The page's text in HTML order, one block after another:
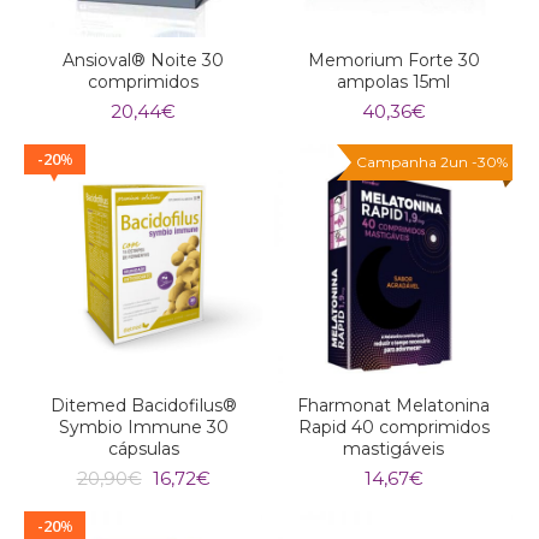
Ansioval® Noite 30
comprimidos
20,44€
Memorium Forte 30
ampolas 15ml
40,36€
%
20
Ditemed Bacidofilus®
Symbio Immune 30
cápsulas
20,90€ O
16,72€O
Campanha 2un -30%
Fharmonat Melatonina
Rapid 40 comprimidos
mastigáveis
14,67€
%
20